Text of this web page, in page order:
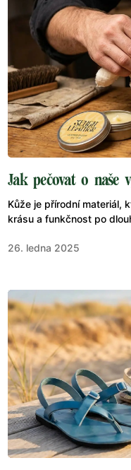
Jak pečovat o naše
Kůže je přírodní materiál,
krásu a funkčnost po
26. ledna 2025